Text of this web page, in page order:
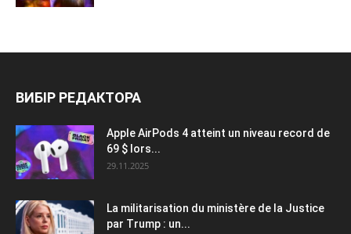
ВИБІР РЕДАКТОРА
Apple AirPods 4 atteint un niveau record de
69 $ lors...
29.11.2025
La militarisation du ministère de la Justice
par Trump : un...